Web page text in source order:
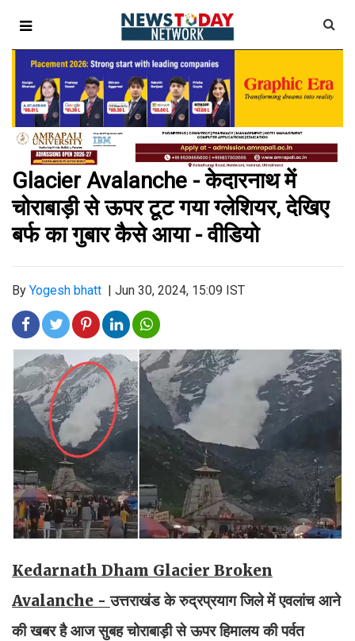
Glacier Avalanche - केदारनाथ में
चोराबाड़ी से ऊपर टूट गया ग्लेशियर, देखिए
बर्फ का गुबार कैसे आया - वीडियो
By Yogesh bhatt Jun 30, 2024, 15:09 IST
Kedarnath Dham Glacier Broken
Avalanche -उत्तराखंड के रुद्रप्रयाग जिले में एवलांच आने
की खबर है आज सुबह चोराबाड़ी से ऊपर हिमालय की पर्वत